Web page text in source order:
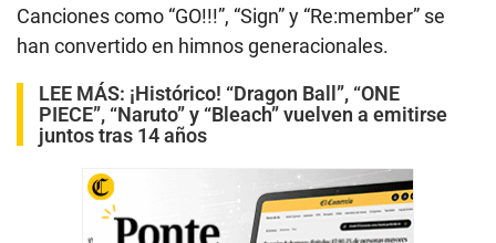
Canciones como “GO!!!”, “Sign” y “Re:member” se
han convertido en himnos generacionales.
LEE MÁS: ¡Histórico! “Dragon Ball”, “ONE
PIECE”, “Naruto” y “Bleach” vuelven a emitirse
juntos tras 14 años